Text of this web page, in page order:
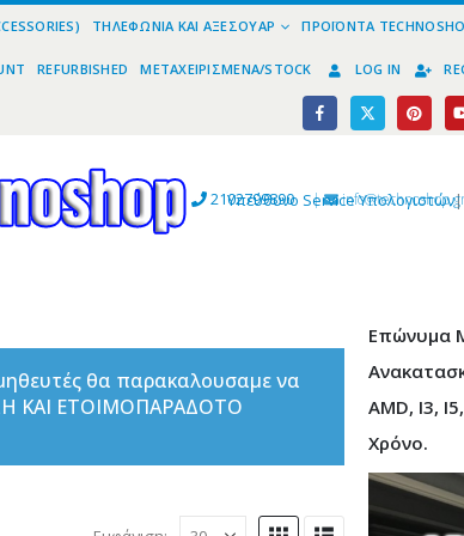
ΤΗΛΕΦΩΝΊΑ ΚΑΙ ΑΞΕΣΟΥΆΡ ΠΡΟΪΌΝΤΑ
REFURBISHED ΜΕΤΑΧΕΙΡΙΣΜΈΝΑ/STOCK LOG IN
2102799890 |
Υπεύθυνο Service Υπολογιστών|
θα παρακαλουσαμε να
ΚΑΙ ΕΤΟΙΜΟΠΑΡΑΔΟΤΟ
Επώνυμα
AMD, I3,
Χρόνο.